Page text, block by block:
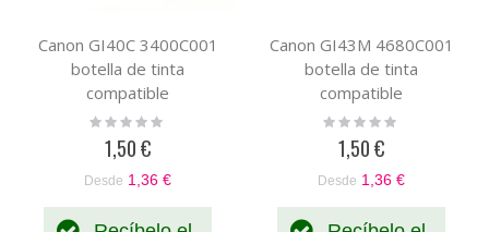
Canon GI40C 3400C001
botella de tinta
compatible
Rating:
1,50 €
Desde 1,36 €
Canon GI43M 4680C001
botella de tinta
compatible
Rating:
1,50 €
Desde 1,36 €